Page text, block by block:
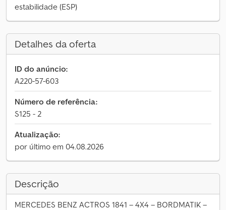
estabilidade (ESP)
Detalhes da oferta
ID do anúncio:
A220-57-603
Número de referência:
S125 - 2
Atualização:
por último em 04.08.2026
Descrição
MERCEDES BENZ ACTROS 1841 – 4X4 – BORDMATIK –